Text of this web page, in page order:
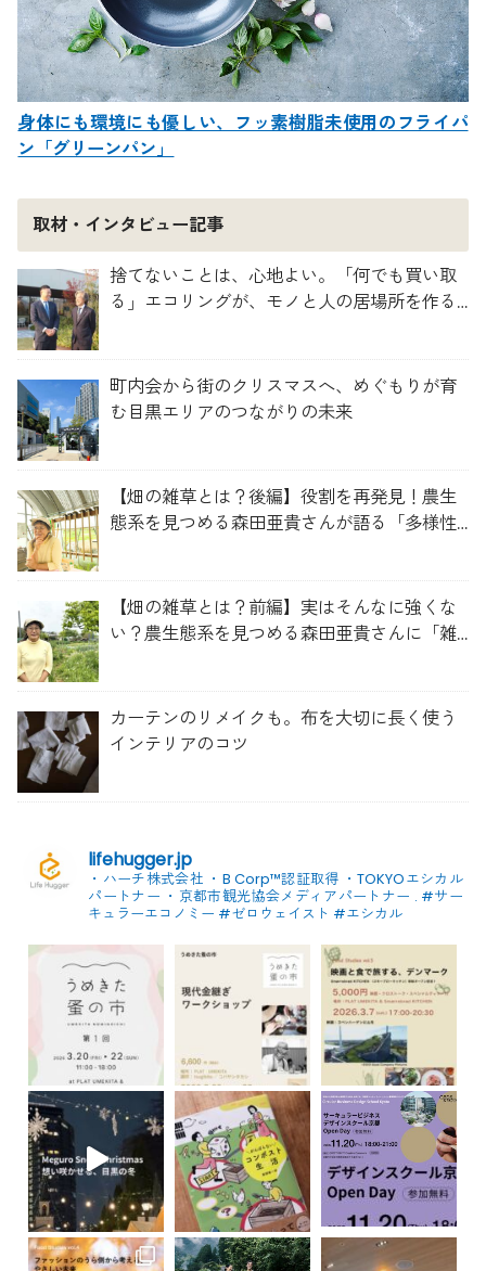
身体にも環境にも優しい、フッ素樹脂未使用のフライパ
ン「グリーンパン」
取材・インタビュー記事
捨てないことは、心地よい。「何でも買い取
る」エコリングが、モノと人の居場所を作る
町内会から街のクリスマスへ、めぐもりが育
む目黒エリアのつながりの未来
【畑の雑草とは？後編】役割を再発見！農生
態系を見つめる森田亜貴さんが語る「多様性
【畑の雑草とは？前編】実はそんなに強くな
い？農生態系を見つめる森田亜貴さんに「雑
カーテンのリメイクも。布を大切に長く使う
インテリアのコツ
lifehugger.jp
・ハーチ株式会社 ・B Corp™認証取得 ・TOKYOエシカル
パートナー ・京都市観光協会メディアパートナー . #サー
キュラーエコノミー #ゼロウェイスト #エシカル